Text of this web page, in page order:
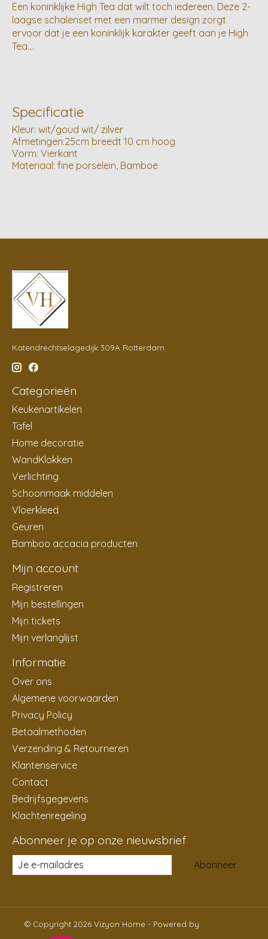
Een koninklijke High Tea dat wilt toch iedereen. Deze 2-
laagse schalenset met een marmer design zorgt
ervoor dat je een koninklijk karakter geeft aan je High
Tea....
Specificatie
Kleur: wit/goud wit/ zilver
Afmetingen:25cm breedt 10 cm hoog
Vorm: Vierkant
Materiaal: fine porselein, Bamboe
Katendrechtselagedijk 309A Rotterdam
Categorieën
Keukenartikelen
Tafel
Home decoratie
WandKlokken
Verlichting
Schoonmaak middelen
Vloerkleed
Geuren
Bamboo accacia producten
Mijn account
Registreren
Mijn bestellingen
Mijn tickets
Mijn verlanglijst
Informatie
Over ons
Algemene voorwaarden
Privacy Policy
Betaalmethoden
Verzending & Retourneren
Klantenservice
Contact
Bedrijfsgegevens
Klachtenregeling
Abonneer je op onze nieuwsbrief
Abonneer
© Copyright 2026 Vizyon Home - Powered by